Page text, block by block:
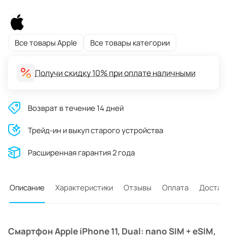
Все товары Apple Все товары категории
Получи скидку 10% при оплате наличными
Возврат в течение 14 дней
Трейд-ин и выкуп старого устройства
Расширенная гарантия 2 года
Описание Характеристики Отзывы Оплата
Смартфон Apple iPhone 11, Dual: nano SIM + eSIM,